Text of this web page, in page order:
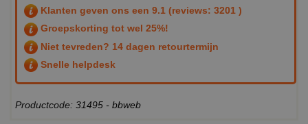
Klanten geven ons een 9.1 (reviews: 3201 )
Groepskorting tot wel 25%!
Niet tevreden? 14 dagen retourtermijn
Snelle helpdesk
Productcode: 31495 - bbweb